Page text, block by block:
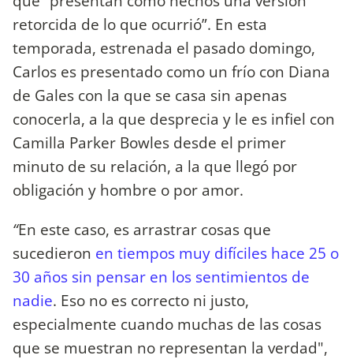
retorcida de lo que ocurrió”. En esta
temporada, estrenada el pasado domingo,
Carlos es presentado como un frío con Diana
de Gales con la que se casa sin apenas
conocerla, a la que desprecia y le es infiel con
Camilla Parker Bowles desde el primer
minuto de su relación, a la que llegó por
obligación y hombre o por amor.
“En este caso, es arrastrar cosas que
sucedieron en tiempos muy difíciles hace 25 o
30 años sin pensar en los sentimientos de
nadie. Eso no es correcto ni justo,
especialmente cuando muchas de las cosas
que se muestran no representan la verdad",